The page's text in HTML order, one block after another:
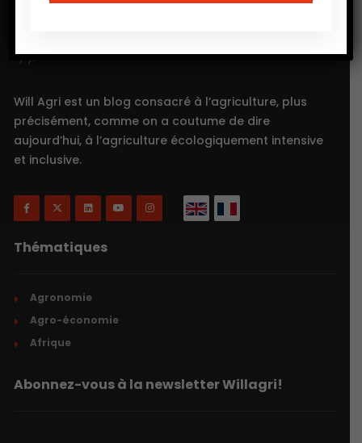
Will Agri est un blog consacré à l’agriculture, plus
précisément, comme on a coutume de dire
aujourd’hui, à l’agriculture écologiquement intensive
et inclusive.
Thématiques
Agronomie
Agro-économie
Afrique
Abonnez-vous à la newsletter Willagri!